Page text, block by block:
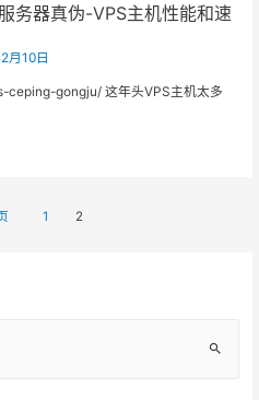
务器真伪-VPS主机性能和速
月10日
gongju/ 这年头VPS主机太多
1 2